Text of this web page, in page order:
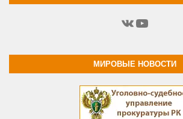
ВКонтакте
YouTube
МИРОВЫЕ НОВОСТИ